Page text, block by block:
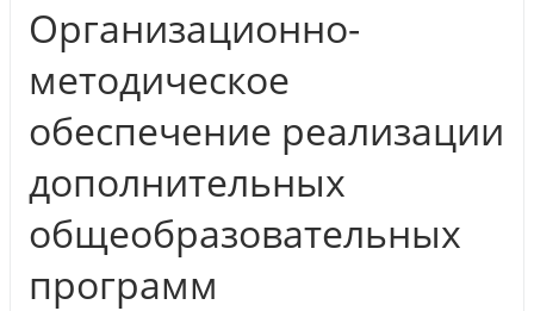
Организационно-
методическое
обеспечение реализации
дополнительных
общеобразовательных
программ